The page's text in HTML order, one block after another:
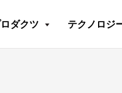
ダクツ テクノロジ